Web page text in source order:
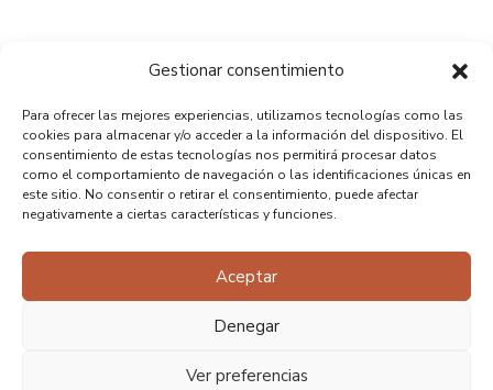
Gestionar consentimiento
Para ofrecer las mejores experiencias, utilizamos tecnologías como las
cookies para almacenar y/o acceder a la información del dispositivo. El
consentimiento de estas tecnologías nos permitirá procesar datos
como el comportamiento de navegación o las identificaciones únicas en
este sitio. No consentir o retirar el consentimiento, puede afectar
negativamente a ciertas características y funciones.
Aceptar
Denegar
Ver preferencias
Copyright 2025 – Diseño realizado por Perro Negro